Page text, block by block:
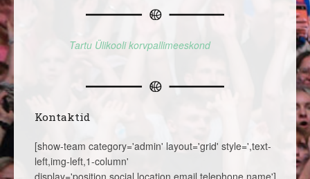
Tartu Ülikooli korvpallimeeskond
Kontaktid
[show-team category='admin' layout='grid' style=',text-
left,img-left,1-column'